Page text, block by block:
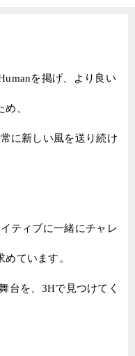
を掲げ、より良い
、
に新しい風を送り続け
ティブに一緒にチャレ
ています。
台を、3Hで見つけてく